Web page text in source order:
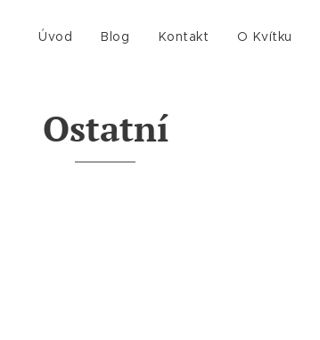
Úvod Blog Kontakt O Kvítku
Ostatní